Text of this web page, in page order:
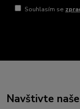
Souhlasím se
Navštivte